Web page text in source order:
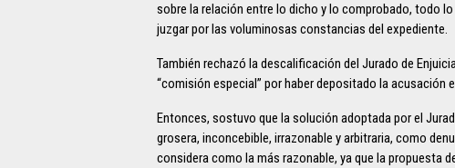
sobre la relación entre lo dicho y lo comprobado, todo
juzgar por las voluminosas constancias del expediente.
También rechazó la descalificación del Jurado de
“comisión especial” por haber depositado la acusación
Entonces, sostuvo que la solución adoptada por el
grosera, inconcebible, irrazonable y arbitraria, como
considera como la más razonable, ya que la propuesta